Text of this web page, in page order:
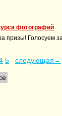
фотографий
призы! Голосуем
5 следующая→